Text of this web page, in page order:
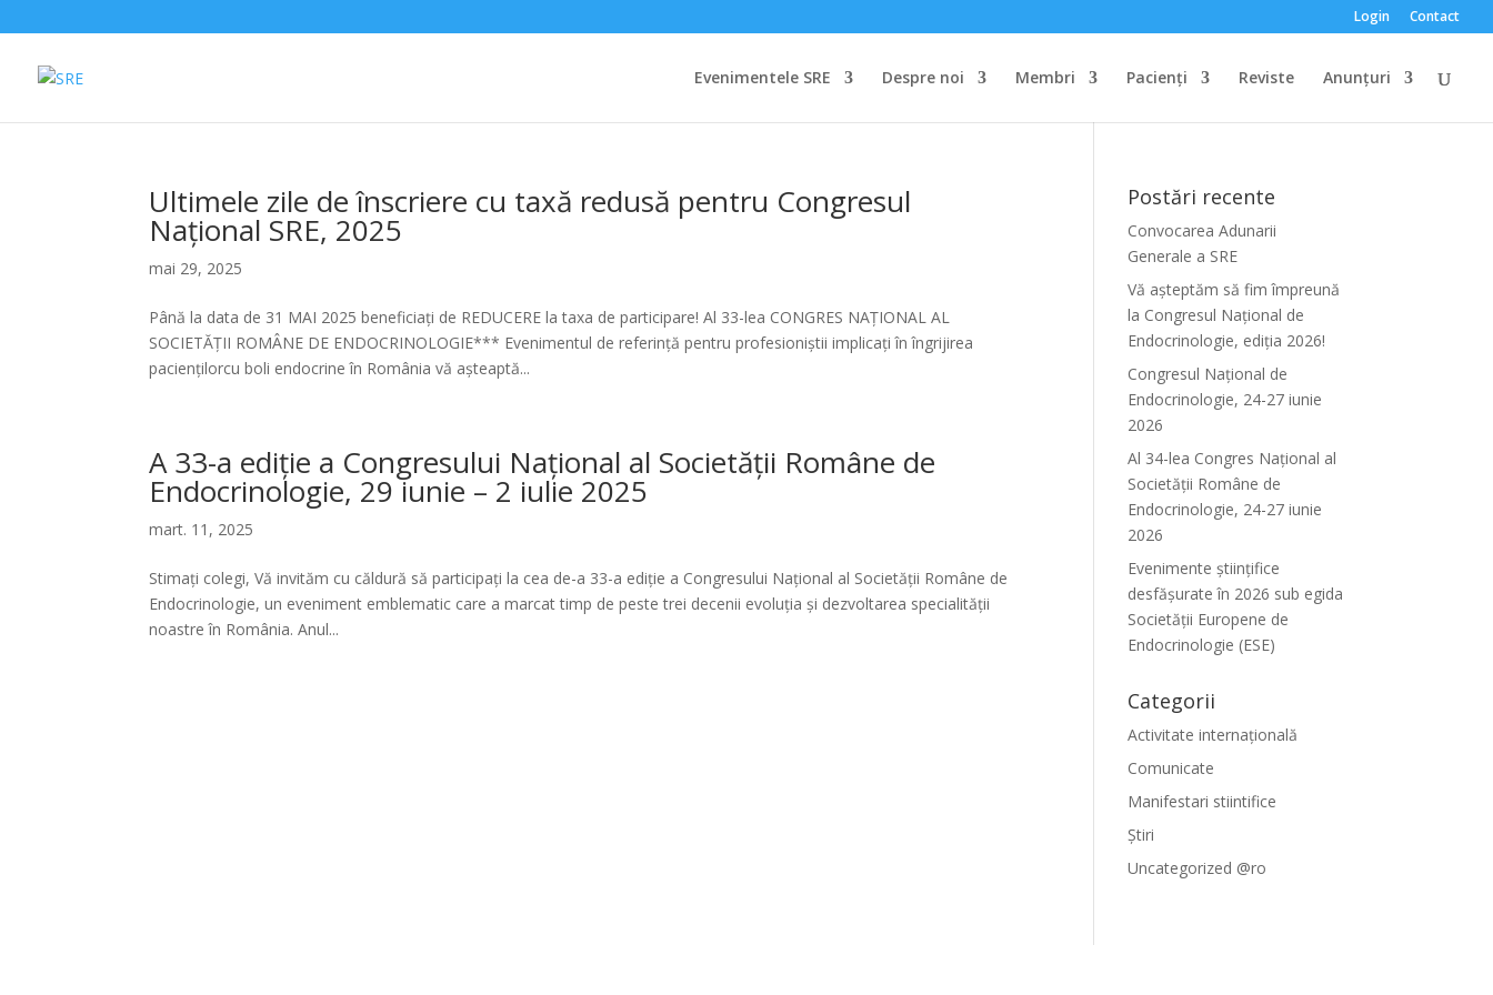
Login Contact
Evenimentele SRE Despre noi Membri Pacienți Reviste Anunțuri
Ultimele zile de înscriere cu taxă redusă pentru Congresul
Național SRE, 2025
mai 29, 2025
Până la data de 31 MAI 2025 beneficiați de REDUCERE la taxa de participare! Al 33-lea CONGRES NAȚIONAL AL
SOCIETĂȚII ROMÂNE DE ENDOCRINOLOGIE*** Evenimentul de referință pentru profesioniștii implicați în îngrijirea
paciențilorcu boli endocrine în România vă așteaptă...
A 33-a ediție a Congresului Național al Societății Române de
Endocrinologie, 29 iunie – 2 iulie 2025
mart. 11, 2025
Stimați colegi, Vă invităm cu căldură să participați la cea de-a 33-a ediție a Congresului Național al Societății Române de
Endocrinologie, un eveniment emblematic care a marcat timp de peste trei decenii evoluția și dezvoltarea specialității
noastre în România. Anul...
Postări recente
Convocarea Adunarii
Generale a SRE
Vă așteptăm să fim împreună
la Congresul Național de
Endocrinologie, ediția 2026!
Congresul Național de
Endocrinologie, 24-27 iunie
2026
Al 34-lea Congres Național al
Societății Române de
Endocrinologie, 24-27 iunie
2026
Evenimente ştiinţifice
desfăşurate în 2026 sub egida
Societăţii Europene de
Endocrinologie (ESE)
Categorii
Activitate internațională
Comunicate
Manifestari stiintifice
Știri
Uncategorized @ro